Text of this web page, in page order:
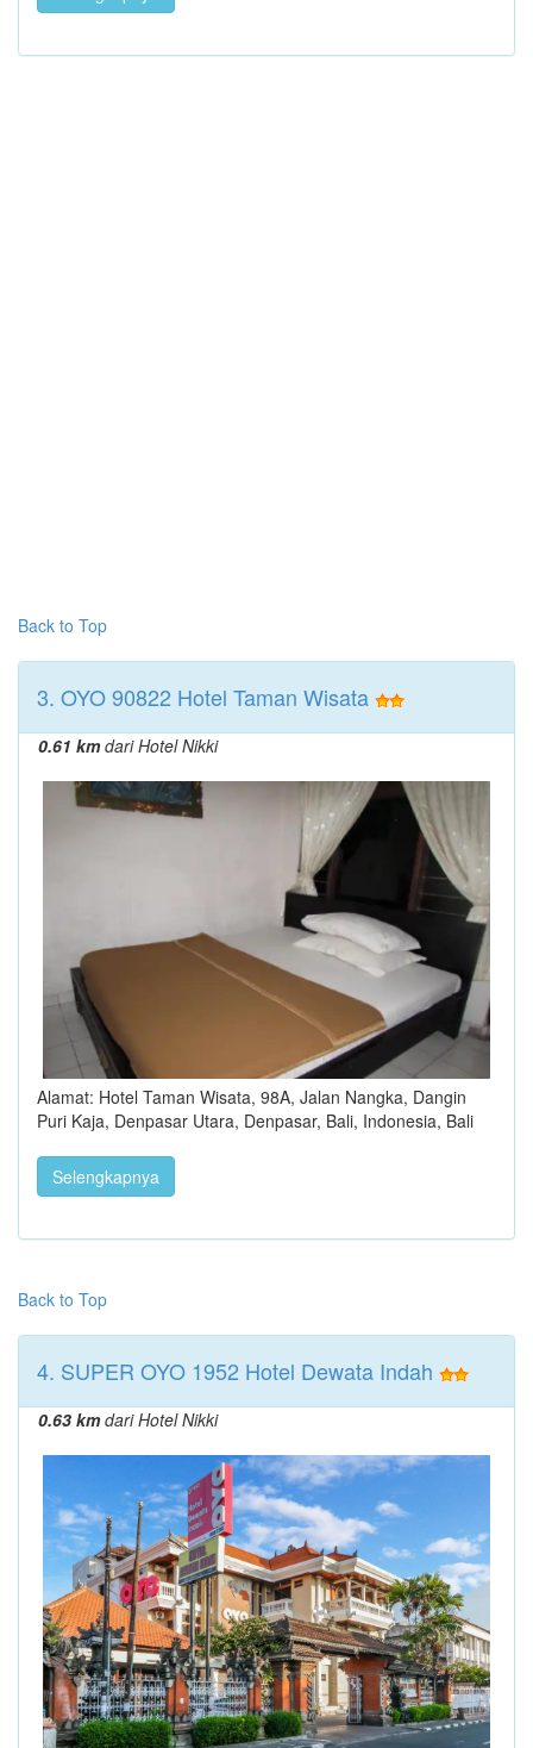
Back to Top
3. OYO 90822 Hotel Taman Wisata
0.61 kmdari Hotel Nikki
Alamat: Hotel Taman Wisata, 98A, Jalan Nangka, Dangin
Puri Kaja, Denpasar Utara, Denpasar, Bali, Indonesia, Bali
Selengkapnya
Back to Top
4. SUPER OYO 1952 Hotel Dewata Indah
0.63 kmdari Hotel Nikki